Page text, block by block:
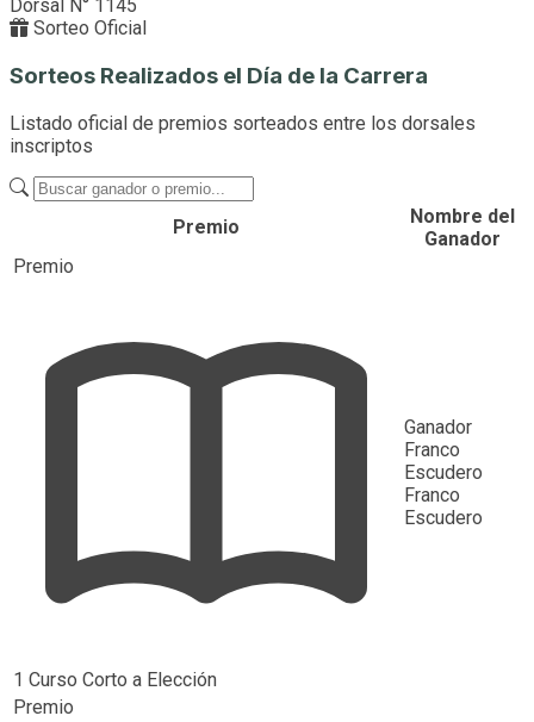
Dorsal N° 1145
Sorteo Oficial
Sorteos Realizados el Día de la Carrera
Listado oficial de premios sorteados entre los dorsales
inscriptos
Premio
Nombre del
Ganador
Premio
1 Curso Corto a Elección
Ganador
Franco
Escudero
Franco
Escudero
Premio